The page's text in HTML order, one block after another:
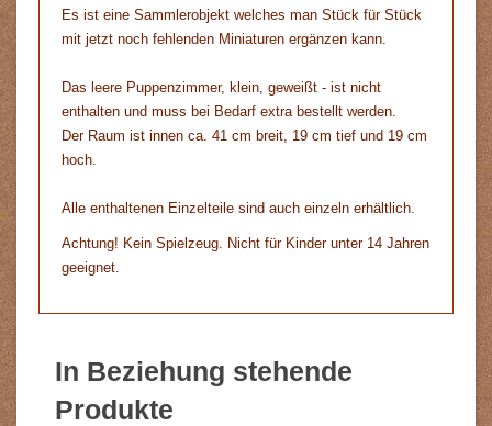
Es ist eine Sammlerobjekt welches man Stück für Stück
mit jetzt noch fehlenden Miniaturen ergänzen kann.
Das leere Puppenzimmer, klein, geweißt - ist nicht
enthalten und muss bei Bedarf extra bestellt werden.
Der Raum ist innen ca. 41 cm breit, 19 cm tief und 19 cm
hoch.
Alle enthaltenen Einzelteile sind auch einzeln erhältlich.
Achtung! Kein Spielzeug. Nicht für Kinder unter 14 Jahren
geeignet.
In Beziehung stehende
Produkte